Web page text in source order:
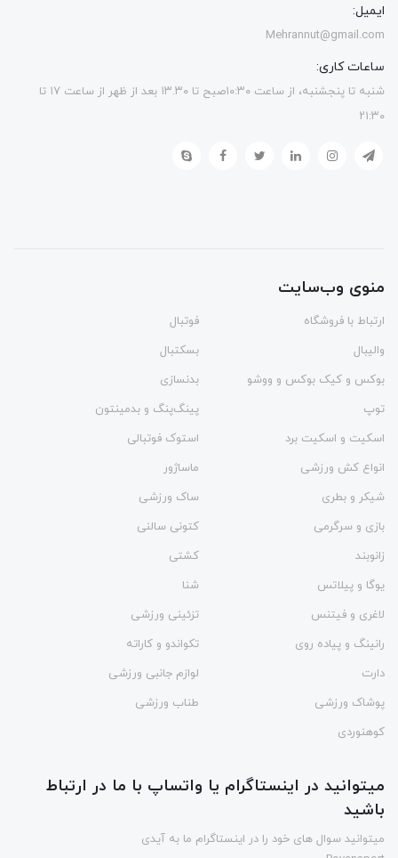
ایمیل:
Mehrannut@gmail.com
ساعات کاری:
شنبه تا پنجشنبه، از ساعت ۱۰:۳۰صبح تا ۱۳.۳۰ بعد از ظهر از ساعت ۱۷ تا
۲۱:۳۰
منوی وب‌سایت
ارتباط با فروشگاه
فوتبال
والیبال
بسکتبال
بوکس و کیک بوکس و ووشو
بدنسازی
توپ
پینگ‌پنگ و بدمينتون
اسکیت و اسکیت برد
استوک فوتبالی
انواع کش ورزشی
ماساژور
شیکر و بطری
ساک ورزشی
بازی و سرگرمی
کتونی سالنی
زانوبند
کشتی
یوگا و پیلاتس
شنا
لاغری و فیتنس
تزئینی ورزشی
رانینگ و پیاده روی
تکواندو و کاراته
دارت
لوازم جانبی ورزشی
پوشاک ورزشی
طناب ورزشی
کوهنوردی
میتوانید در اینستاگرام یا واتساپ با ما در ارتباط
باشید
میتوانید سوال های خود را در اینستاگرام ما به آیدی